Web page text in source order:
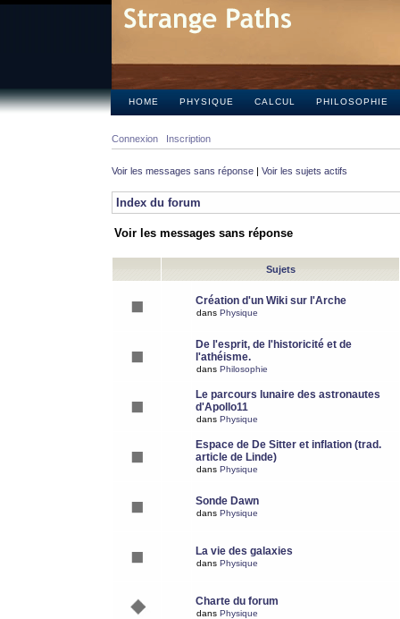
HOME PHYSIQUE CALCUL PHILOSOPHIE
Connexion Inscription
Voir les messages sans réponse | Voir les sujets actifs
Index du forum
Voir les messages sans réponse
Sujets
Création d'un Wiki sur l'Arche
dans Physique
De l'esprit, de l'historicité et de
l'athéisme.
dans Philosophie
Le parcours lunaire des astronautes
d'Apollo11
dans Physique
Espace de De Sitter et inflation (trad.
article de Linde)
dans Physique
Sonde Dawn
dans Physique
La vie des galaxies
dans Physique
Charte du forum
dans Physique